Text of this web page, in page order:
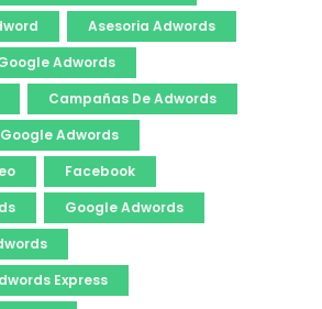
Asesoria Adwords
Adwords
Campañas De Adwords
Adwords
Facebook
Google Adwords
Express